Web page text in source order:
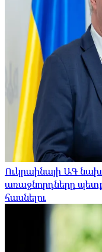
Ուկրաինայի ԱԳ
առաջնորդները
հասնելու